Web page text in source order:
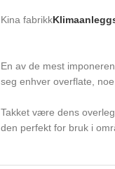
Kina fabrikk
En av de mest
seg enhver overflate,
Takket være dens
den perfekt for bruk i